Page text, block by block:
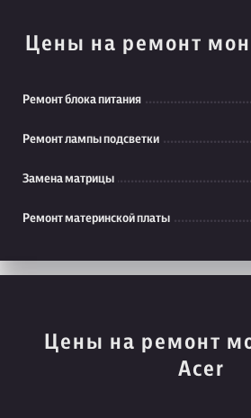
Цены на ремонт
Ремонт блока питания
Ремонт лампы подсветки
Замена матрицы
Ремонт материнской платы
Цены на ремонт
Acer